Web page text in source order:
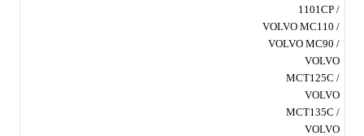
1101CP /
VOLVO MC110 /
VOLVO MC90 /
VOLVO
MCT125C /
VOLVO
MCT135C /
VOLVO